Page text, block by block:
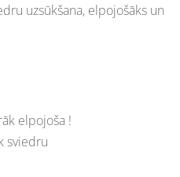
uzsūkšana, elpojošāks un
elpojoša !
sviedru